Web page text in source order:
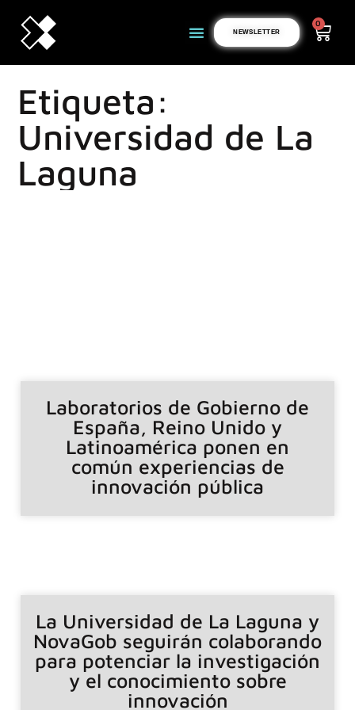
NEWSLETTER
0
Etiqueta:
Universidad de La
Laguna
Laboratorios de Gobierno de
España, Reino Unido y
Latinoamérica ponen en
común experiencias de
innovación pública
La Universidad de La Laguna y
NovaGob seguirán colaborando
para potenciar la investigación
y el conocimiento sobre
innovación